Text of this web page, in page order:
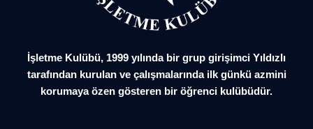
İşletme Kulübü, 1999 yılında bir grup girişimci Yıldızlı
tarafından kurulan ve çalışmalarında ilk günkü azmini
korumaya özen gösteren bir öğrenci kulübüdür.